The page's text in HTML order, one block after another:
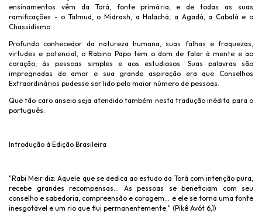
ensinamentos vêm da Torá, fonte primária, e de todas as suas
ramificações - o Talmud, o Midrash, a Halachá, a Agadá, a Cabalá e o
Chassidismo.
Profundo conhecedor da natureza humana, suas falhas e fraquezas,
virtudes e potencial, o Rabino Papo tem o dom de falar à mente e ao
coração, às pessoas simples e aos estudiosos. Suas palavras são
impregnadas de amor e sua grande aspiração era que Conselhos
Extraordinários pudesse ser lido pelo maior número de pessoas.
Que tão caro anseio seja atendido também nesta tradução inédita para o
português.
Introdução à Edição Brasileira
"Rabi Meir diz: Aquele que se dedica ao estudo da Torá com intenção pura,
recebe grandes recompensas... As pessoas se beneficiam com seu
conselho e sabedoria, compreensão e coragem... e ele se torna uma fonte
inesgotável e um rio que flui permanentemente." (Pikê Avót 6,1)